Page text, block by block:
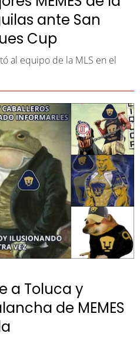
ante San
Cup
al equipo de la MLS en el
a Toluca y
de MEMES